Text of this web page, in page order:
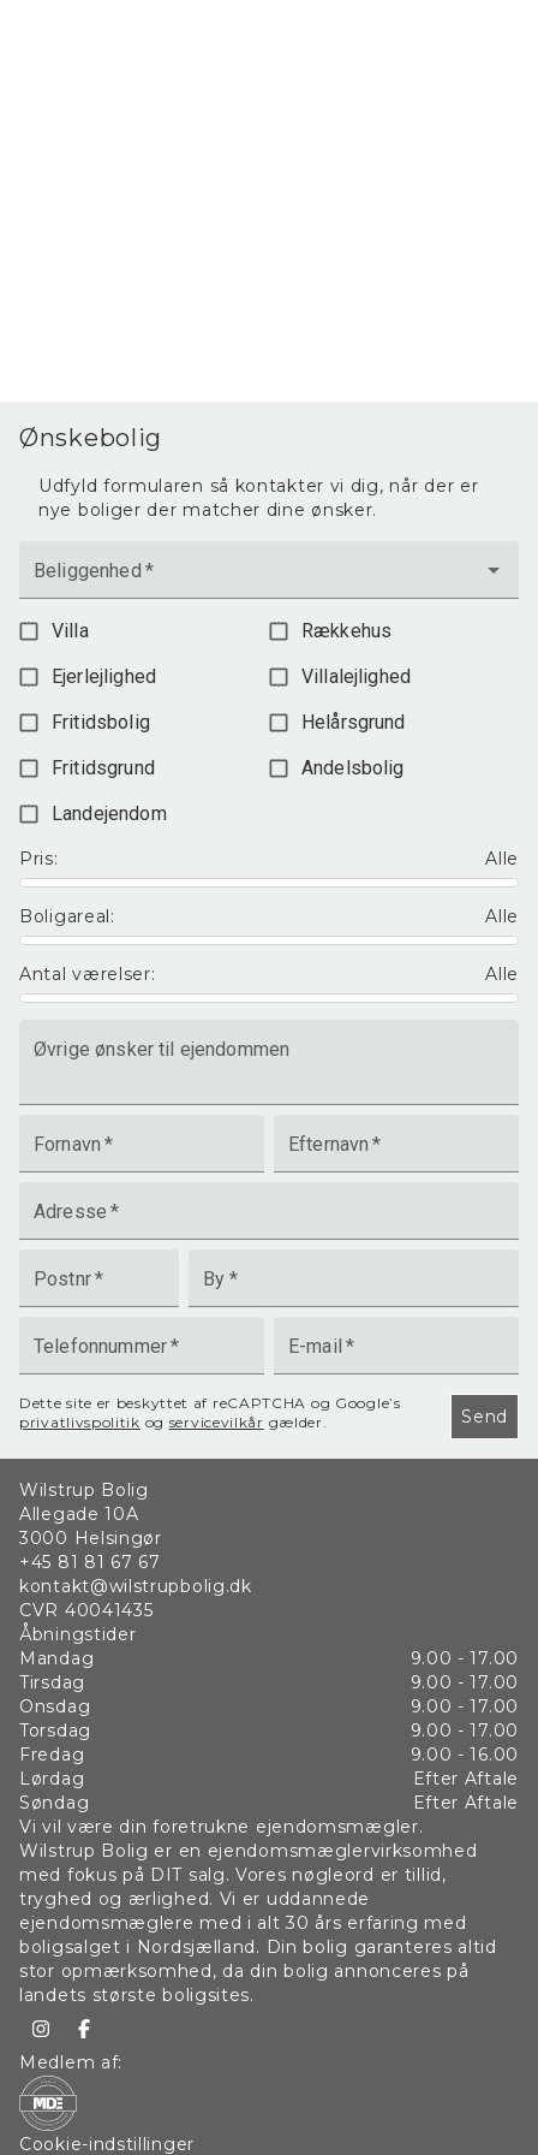
Ønskebolig
Udfyld formularen så kontakter vi dig, når der er
nye boliger der matcher dine ønsker.
Beliggenhed *
Villa
Rækkehus
Ejerlejlighed
Villalejlighed
Fritidsbolig
Helårsgrund
Fritidsgrund
Andelsbolig
Landejendom
Pris: Alle
Boligareal: Alle
Antal værelser: Alle
Øvrige ønsker til ejendommen
Fornavn * Efternavn *
Adresse *
Postnr* By *
Telefonnummer* E-mail *
Dette site er beskyttet af reCAPTCHA og Google’s
privatlivspolitik og servicevilkår gælder. Send
Wilstrup Bolig
Allegade 10A
3000 Helsingør
+45 81 81 67 67
kontakt@wilstrupbolig.dk
CVR 40041435
Åbningstider
Mandag
9.00 - 17.00
Tirsdag
9.00 - 17.00
Onsdag
9.00 - 17.00
Torsdag
9.00 - 17.00
Fredag
9.00 - 16.00
Lørdag
Efter Aftale
Søndag
Efter Aftale
Vi vil være din foretrukne ejendomsmægler.
Wilstrup Bolig er en ejendomsmæglervirksomhed
med fokus på DIT salg. Vores nøgleord er tillid,
tryghed og ærlighed. Vi er uddannede
ejendomsmæglere med i alt 30 års erfaring med
boligsalget i Nordsjælland. Din bolig garanteres altid
stor opmærksomhed, da din bolig annonceres på
landets største boligsites.
Medlem af:
Cookie-indstillinger